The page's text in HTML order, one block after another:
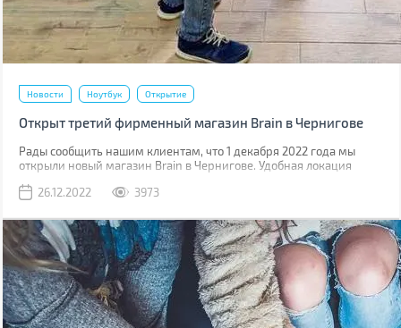
Новости Ноутбук Открытие
Открыт третий фирменный магазин Brain в Чернигове
Рады сообщить нашим клиентам, что 1 декабря 2022 года мы
открыли новый магазин Brain в Чернигове. Удобная локация
помочь вам подобрать нужный гаджет.
26.12.2022 3973